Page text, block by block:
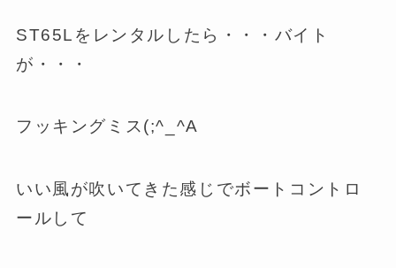
ST65Lをレンタルしたら・・・バイト
が・・・
フッキングミス(;^_^A
いい風が吹いてきた感じでボートコントロ
ールして